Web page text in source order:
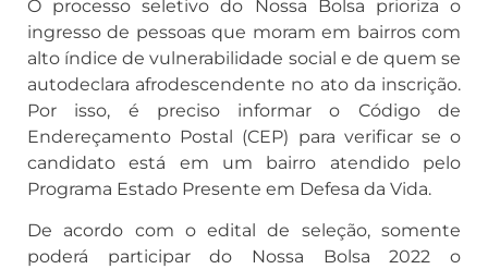
O processo seletivo do Nossa Bolsa prioriza o
ingresso de pessoas que moram em bairros com
alto índice de vulnerabilidade social e de quem se
autodeclara afrodescendente no ato da inscrição.
Por isso, é preciso informar o Código de
Endereçamento Postal (CEP) para verificar se o
candidato está em um bairro atendido pelo
Programa Estado Presente em Defesa da Vida.
De acordo com o edital de seleção, somente
poderá participar do Nossa Bolsa 2022 o